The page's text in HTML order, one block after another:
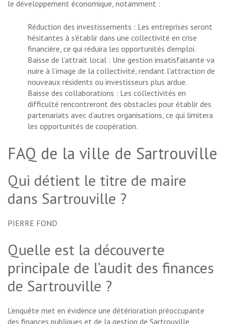
le développement économique, notamment :
Réduction des investissements : Les entreprises seront
hésitantes à s’établir dans une collectivité en crise
financière, ce qui réduira les opportunités d’emploi.
Baisse de l’attrait local : Une gestion insatisfaisante va
nuire à l’image de la collectivité, rendant l’attraction de
nouveaux résidents ou investisseurs plus ardue.
Baisse des collaborations : Les collectivités en
difficulté rencontreront des obstacles pour établir des
partenariats avec d’autres organisations, ce qui limitera
les opportunités de coopération.
FAQ de la ville de Sartrouville
Qui détient le titre de maire
dans Sartrouville ?
PIERRE FOND
Quelle est la découverte
principale de l’audit des finances
de Sartrouville ?
L’enquête met en évidence une détérioration préoccupante
des finances publiques et de la gestion de Sartrouville,